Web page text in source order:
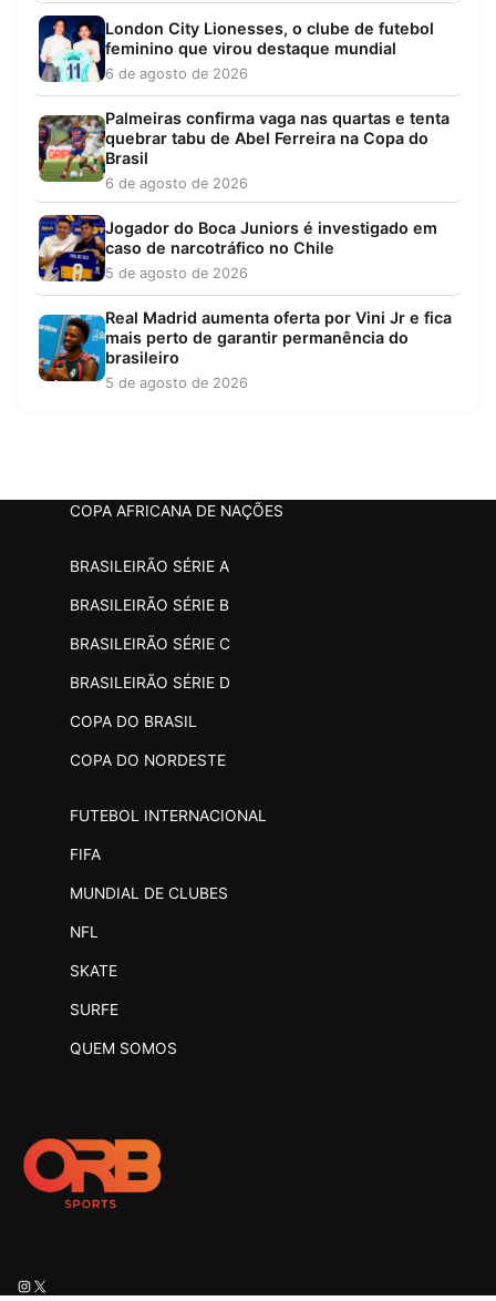
London City Lionesses, o clube de futebol
feminino que virou destaque mundial
6 de agosto de 2026
Palmeiras confirma vaga nas quartas e tenta
quebrar tabu de Abel Ferreira na Copa do
Brasil
6 de agosto de 2026
Jogador do Boca Juniors é investigado em
caso de narcotráfico no Chile
5 de agosto de 2026
Real Madrid aumenta oferta por Vini Jr e fica
mais perto de garantir permanência do
brasileiro
5 de agosto de 2026
COPA AFRICANA DE NAÇÕES
BRASILEIRÃO SÉRIE A
BRASILEIRÃO SÉRIE B
BRASILEIRÃO SÉRIE C
BRASILEIRÃO SÉRIE D
COPA DO BRASIL
COPA DO NORDESTE
FUTEBOL INTERNACIONAL
FIFA
MUNDIAL DE CLUBES
NFL
SKATE
SURFE
QUEM SOMOS
Instagram
X